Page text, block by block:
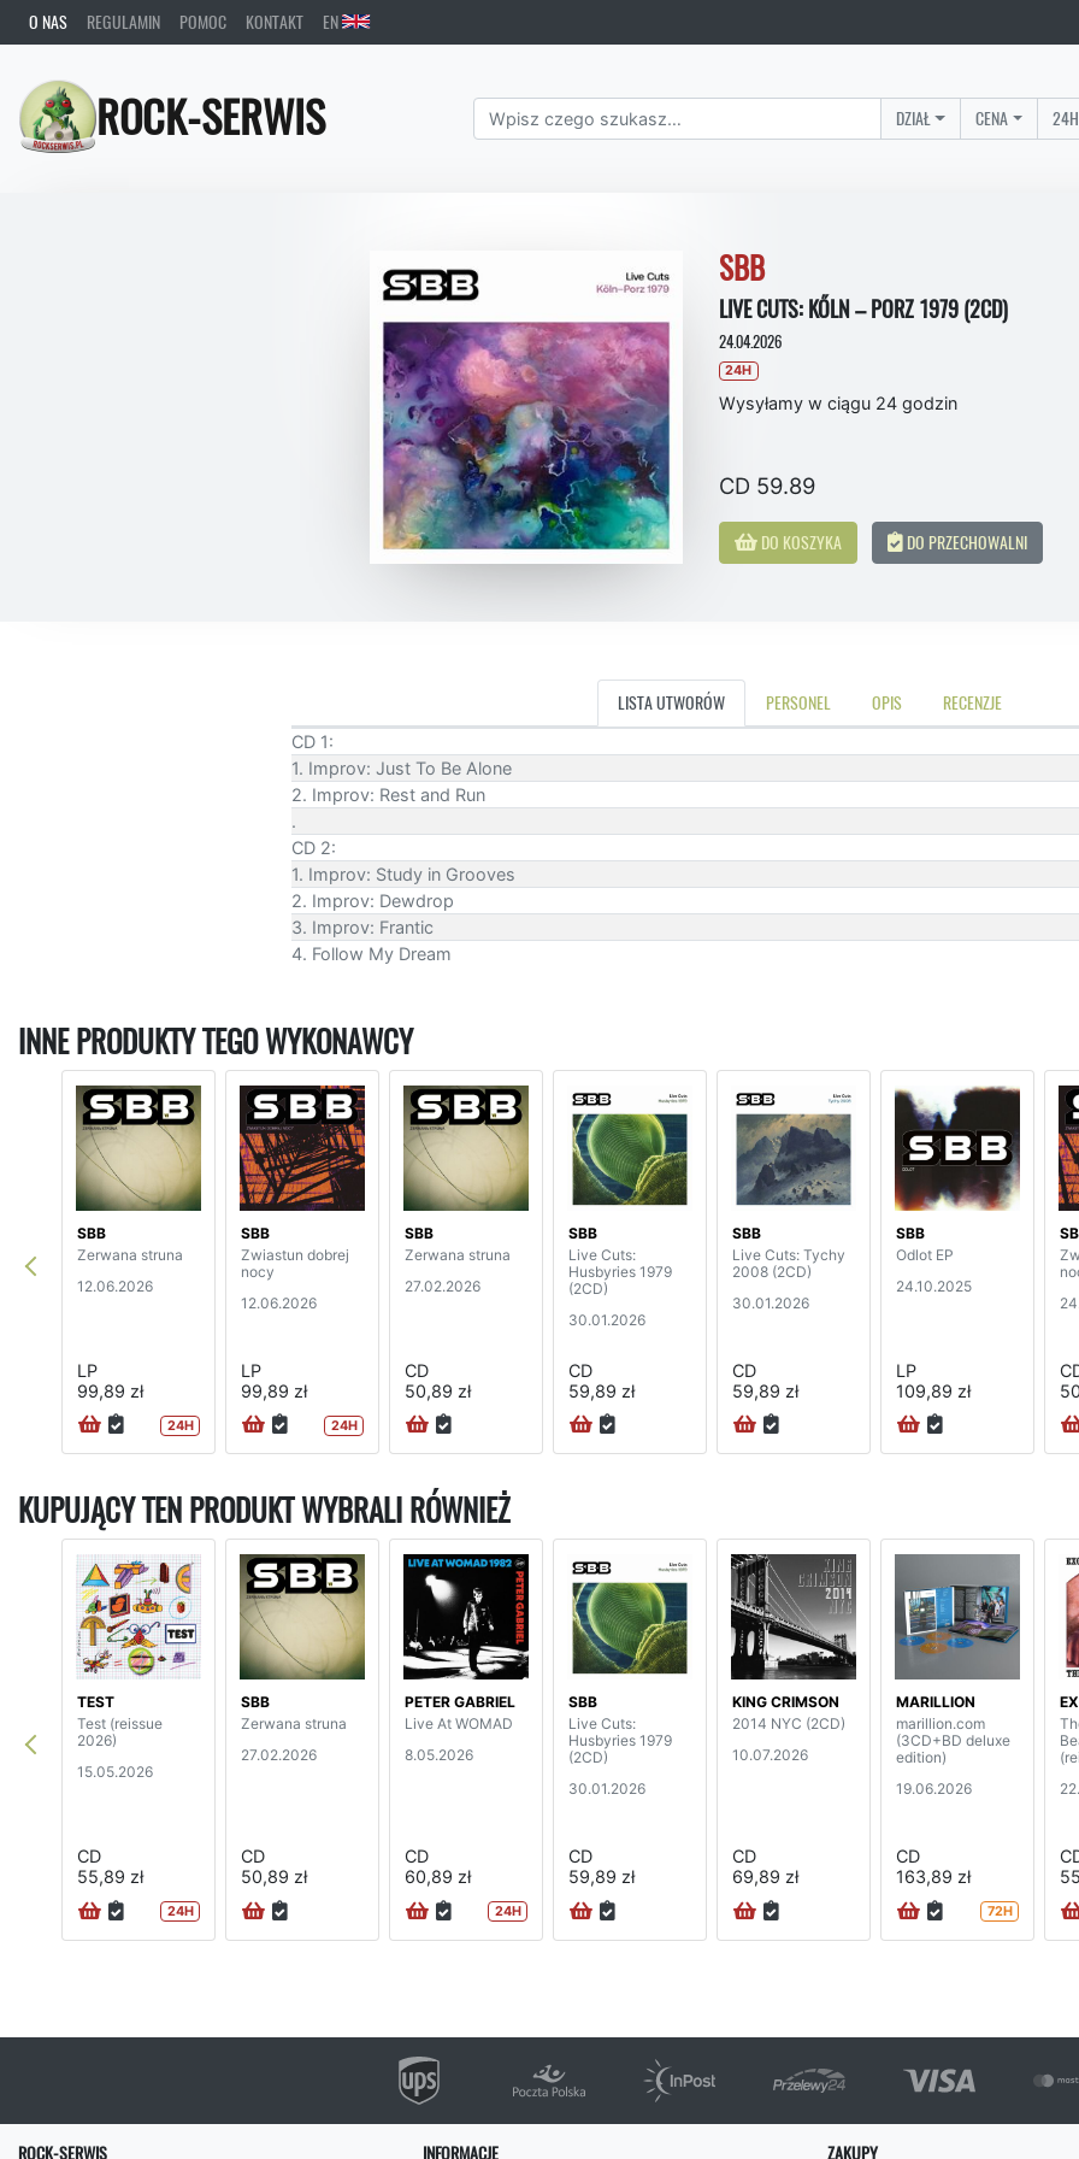
O NAS REGULAMIN POMOC KONTAKT EN
ROCK-SERWIS DZIAŁ CENA
SBB
LIVE CUTS: KŐLN – PORZ 1979 (2CD)
24.04.2026
24H
Wysyłamy w ciągu 24 godzin
CD 59.89
DO KOSZYKA DO PRZECHOWALNI
LISTA UTWORÓW PERSONEL OPIS RECENZJE
CD 1:
1. Improv: Just To Be Alone
2. Improv: Rest and Run
.
CD 2:
1. Improv: Study in Grooves
2. Improv: Dewdrop
3. Improv: Frantic
4. Follow My Dream
INNE PRODUKTY TEGO WYKONAWCY
SBB
Zerwana struna
12.06.2026
LP
99,89 zł
24H
SBB
Zwiastun dobrej
nocy
12.06.2026
LP
99,89 zł
24H
SBB
Zerwana struna
27.02.2026
CD
50,89 zł
SBB
Live Cuts:
Husbyries 1979
(2CD)
30.01.2026
CD
59,89 zł
SBB
Live Cuts: Tychy
2008 (2CD)
30.01.2026
CD
59,89 zł
SBB
Odlot EP
24.10.2025
LP
109,89 zł
KUPUJĄCY TEN PRODUKT WYBRALI RÓWNIEŻ
TEST
Test (reissue
2026)
15.05.2026
CD
55,89 zł
24H
SBB
Zerwana struna
27.02.2026
CD
50,89 zł
PETER GABRIEL
Live At WOMAD
8.05.2026
CD
60,89 zł
24H
SBB
Live Cuts:
Husbyries 1979
(2CD)
30.01.2026
CD
59,89 zł
KING CRIMSON
2014 NYC (2CD)
10.07.2026
CD
69,89 zł
MARILLION
marillion.com
(3CD+BD deluxe
edition)
19.06.2026
CD
163,89 zł
72H
ROCK-SERWIS INFORMACJE ZAKUPY